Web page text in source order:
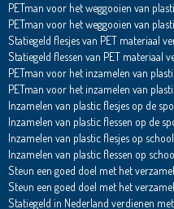
PETman voor het weggooien van
PETman voor het weggooien van
Statiegeld flesjes van PET materiaal
Statiegeld flessen van PET materiaal
PETman voor het inzamelen van
PETman voor het inzamelen van
Inzamelen van plastic flesjes op de
Inzamelen van plastic flessen op de
Inzamelen van plastic flesjes op school
Inzamelen van plastic flessen op
Steun een goed doel met het
Steun een goed doel met het
Statiegeld in Nederland verdienen